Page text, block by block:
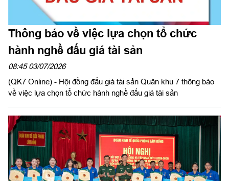
Thông báo về việc lựa chọn tổ chức
hành nghề đấu giá tài sản
08:45 03/07/2026
(QK7 Online) - Hội đồng đấu giá tài sản Quân khu 7 thông báo
về việc lựa chọn tổ chức hành nghề đấu giá tài sản